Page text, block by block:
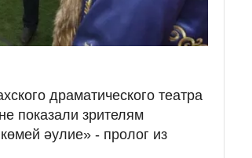
драматического театра
показали зрителям
әулие» - пролог из